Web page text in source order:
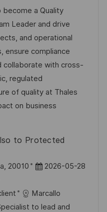
é
r
e
n
c
e
d
u
a Quality
Leader and drive
and operational
ensure compliance
collaborate with cross-
regulated
of quality at Thales
on business
to Protected
20010
D
t
e
2026-05-28
Marcallo
to lead and